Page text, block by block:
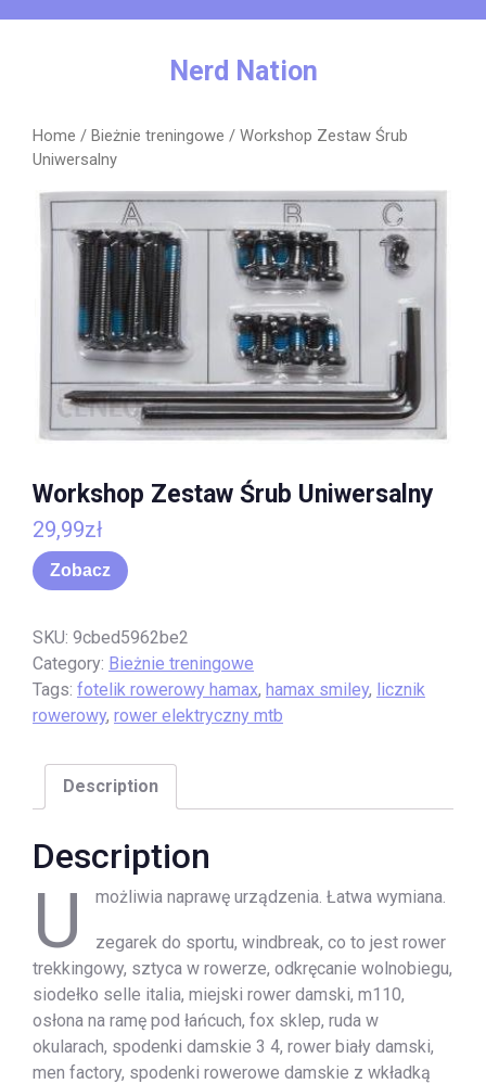
Nerd Nation
Home / Bieżnie treningowe / Workshop Zestaw Śrub
Uniwersalny
Workshop Zestaw Śrub Uniwersalny
29,99zł
Zobacz
SKU: 9cbed5962be2
Category: Bieżnie treningowe
Tags: fotelik rowerowy hamax, hamax smiley, licznik
rowerowy, rower elektryczny mtb
Description
Description
U możliwia naprawę urządzenia. Łatwa wymiana.
zegarek do sportu, windbreak, co to jest rower
trekkingowy, sztyca w rowerze, odkręcanie wolnobiegu,
siodełko selle italia, miejski rower damski, m110,
osłona na ramę pod łańcuch, fox sklep, ruda w
okularach, spodenki damskie 3 4, rower biały damski,
men factory, spodenki rowerowe damskie z wkładką